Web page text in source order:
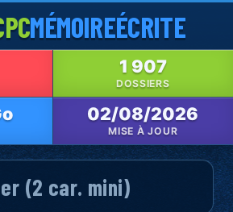
MÉMOIREÉCRITE
1 907
DOSSIERS
02/08/2026
MISE À JOUR